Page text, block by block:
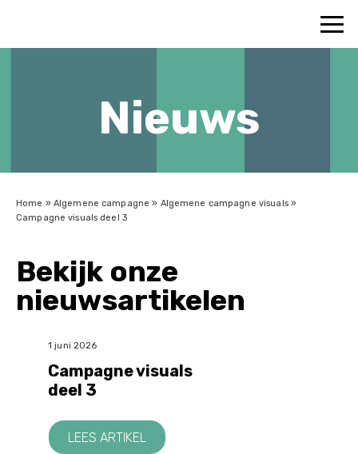
Nieuws
Home » Algemene campagne » Algemene campagne visuals»
Campagne visuals deel 3
Bekijk onze
nieuwsartikelen
1 juni 2026
Campagne visuals
deel 3
LEES ARTIKEL